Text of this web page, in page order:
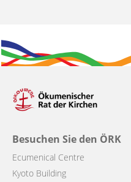
Besuchen Sie den ÖRK
Ecumenical Centre
Kyoto Building